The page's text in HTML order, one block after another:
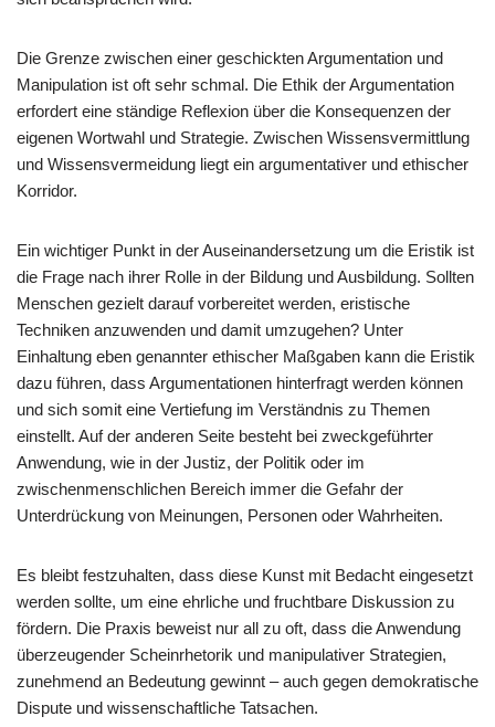
Die Grenze zwischen einer geschickten Argumentation und
Manipulation ist oft sehr schmal. Die Ethik der Argumentation
erfordert eine ständige Reflexion über die Konsequenzen der
eigenen Wortwahl und Strategie. Zwischen Wissensvermittlung
und Wissensvermeidung liegt ein argumentativer und ethischer
Korridor.
Ein wichtiger Punkt in der Auseinandersetzung um die Eristik ist
die Frage nach ihrer Rolle in der Bildung und Ausbildung. Sollten
Menschen gezielt darauf vorbereitet werden, eristische
Techniken anzuwenden und damit umzugehen? Unter
Einhaltung eben genannter ethischer Maßgaben kann die Eristik
dazu führen, dass Argumentationen hinterfragt werden können
und sich somit eine Vertiefung im Verständnis zu Themen
einstellt. Auf der anderen Seite besteht bei zweckgeführter
Anwendung, wie in der Justiz, der Politik oder im
zwischenmenschlichen Bereich immer die Gefahr der
Unterdrückung von Meinungen, Personen oder Wahrheiten.
Es bleibt festzuhalten, dass diese Kunst mit Bedacht eingesetzt
werden sollte, um eine ehrliche und fruchtbare Diskussion zu
fördern. Die Praxis beweist nur all zu oft, dass die Anwendung
überzeugender Scheinrhetorik und manipulativer Strategien,
zunehmend an Bedeutung gewinnt – auch gegen demokratische
Dispute und wissenschaftliche Tatsachen.